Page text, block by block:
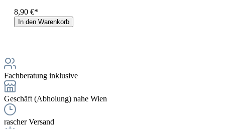
8,90 €*
In den Warenkorb
Fachberatung inklusive
Geschäft (Abholung) nahe Wien
rascher Versand